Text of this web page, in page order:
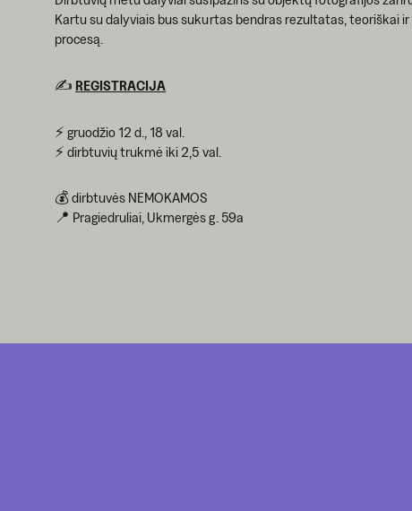
Kartu su dalyviais bus sukurtas bendras rezultatas,
procesą.
✍️ REGISTRACIJA
⚡ gruodžio 12 d., 18 val.
⚡ dirbtuvių trukmė iki 2,5 val.
💰 dirbtuvės NEMOKAMOS
📍 Pragiedruliai, Ukmergės g. 59a